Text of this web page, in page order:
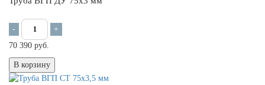
-
+
70 390 руб.
В корзину